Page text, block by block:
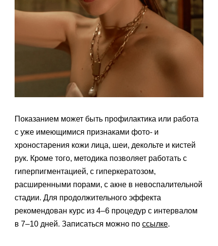
Показанием может быть профилактика или работа
с уже имеющимися признаками фото- и
хроностарения кожи лица, шеи, декольте и кистей
рук. Кроме того, методика позволяет работать с
гиперпигментацией, с гиперкератозом,
расширенными порами, с акне в невоспалительной
стадии. Для продолжительного эффекта
рекомендован курс из 4–6 процедур с интервалом
в 7–10 дней. Записаться можно по ссылке.